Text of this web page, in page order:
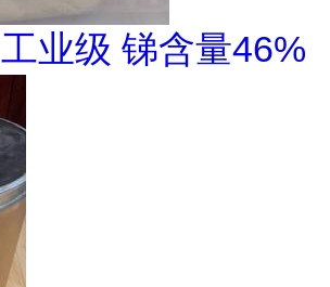
业级 锑含量46%